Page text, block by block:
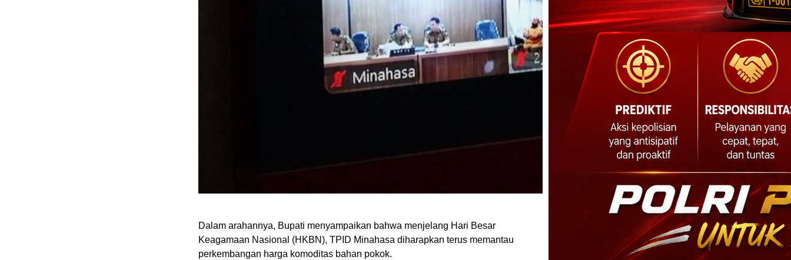
Dalam arahannya, Bupati menyampaikan bahwa menjelang Hari Besar
Keagamaan Nasional (HKBN), TPID Minahasa diharapkan terus memantau
perkembangan harga komoditas bahan pokok.